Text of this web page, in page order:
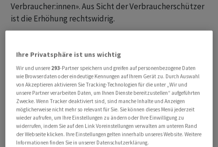
Verbraucher:innen». Aus Sicht der Verbraucherschützer
ist die Erhöhung rechtswidrig.
Eine Klage dagegen vor dem Landgericht und in zweiter
Instanz vor dem Oberlandesgericht Düsseldorf gegen
Amazon wurde in beiden Instanzen im Sinne der
Verbraucherzentrale entschieden. Die Richter erklärten
die Preisanpassungsklausel für das deutsche Prime-
Mitgliedsprogramm für unwirksam. Weil Amazon
dagegen Revision beim Bundesgerichtshof einlegt hat,
Ihre Privatsphäre ist uns wichtig
Wir und unsere 293-Partner speichern und greifen auf personenbezogene Daten
wie Browserdaten oder eindeutige Kennungen auf Ihrem Gerät zu. Durch Auswahl
von Akzeptieren aktivieren Sie Tracking-Technologien für die unter „Wir und
unsere Partner verarbeiten Daten, um Ihnen Dienste bereitzustellen“ aufgeführten
Zwecke. Wenn Tracker deaktiviert sind, sind manche Inhalte und Anzeigen
möglicherweise nicht mehr so relevant für Sie. Sie können dieses Menü jederzeit
wieder aufrufen, um Ihre Einstellungen zu ändern oder Ihre Einwilligung zu
widerrufen, indem Sie auf den Link Voreinstellungen verwalten am unteren Rand
der Webseite klicken. Ihre Einstellungen gelten innerhalb unseres Website. Weitere
Informationen finden Sie in unserer Datenschutzerklärung.